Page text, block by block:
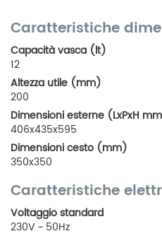
Caratteristiche
Capacità vasca (lt)
12
Altezza utile (mm)
200
Dimensioni esterne (LxPxH
406x435x595
Dimensioni cesto (mm)
350x350
Caratteristiche
Voltaggio standard
230V ~ 50Hz